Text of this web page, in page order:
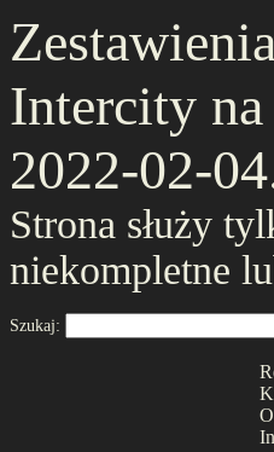
Intercity
2022-02-
Strona służy
niekompletne
Szukaj: